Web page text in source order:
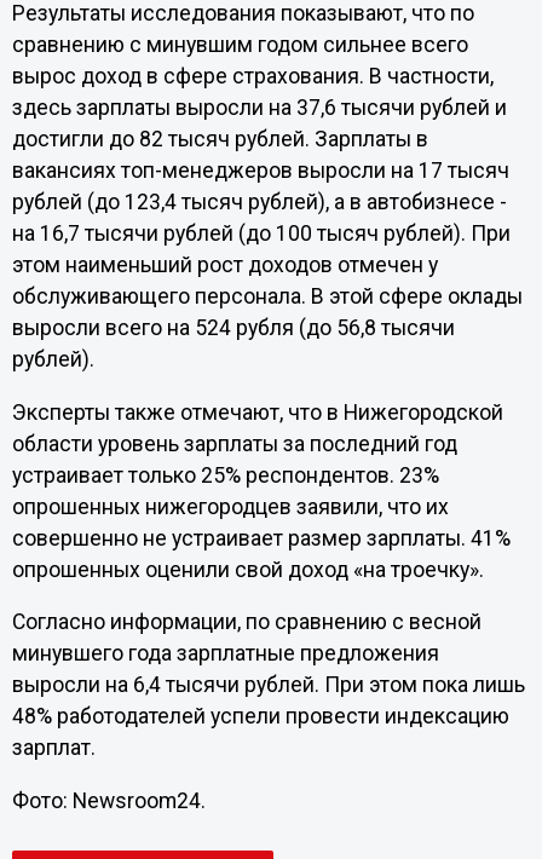
Результаты исследования показывают, что по
сравнению с минувшим годом сильнее всего
вырос доход в сфере страхования. В частности,
здесь зарплаты выросли на 37,6 тысячи рублей и
достигли до 82 тысяч рублей. Зарплаты в
вакансиях топ-менеджеров выросли на 17 тысяч
рублей (до 123,4 тысяч рублей), а в автобизнесе -
на 16,7 тысячи рублей (до 100 тысяч рублей). При
этом наименьший рост доходов отмечен у
обслуживающего персонала. В этой сфере оклады
выросли всего на 524 рубля (до 56,8 тысячи
рублей).
Эксперты также отмечают, что в Нижегородской
области уровень зарплаты за последний год
устраивает только 25% респондентов. 23%
опрошенных нижегородцев заявили, что их
совершенно не устраивает размер зарплаты. 41%
опрошенных оценили свой доход «на троечку».
Согласно информации, по сравнению с весной
минувшего года зарплатные предложения
выросли на 6,4 тысячи рублей. При этом пока лишь
48% работодателей успели провести индексацию
зарплат.
Фото: Newsroom24.